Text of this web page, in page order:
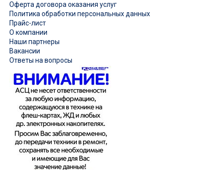
Оферта договора оказания услуг
Политика обработки персональных данных
Прайс-лист
О компании
Наши партнеры
Вакансии
Ответы на вопросы